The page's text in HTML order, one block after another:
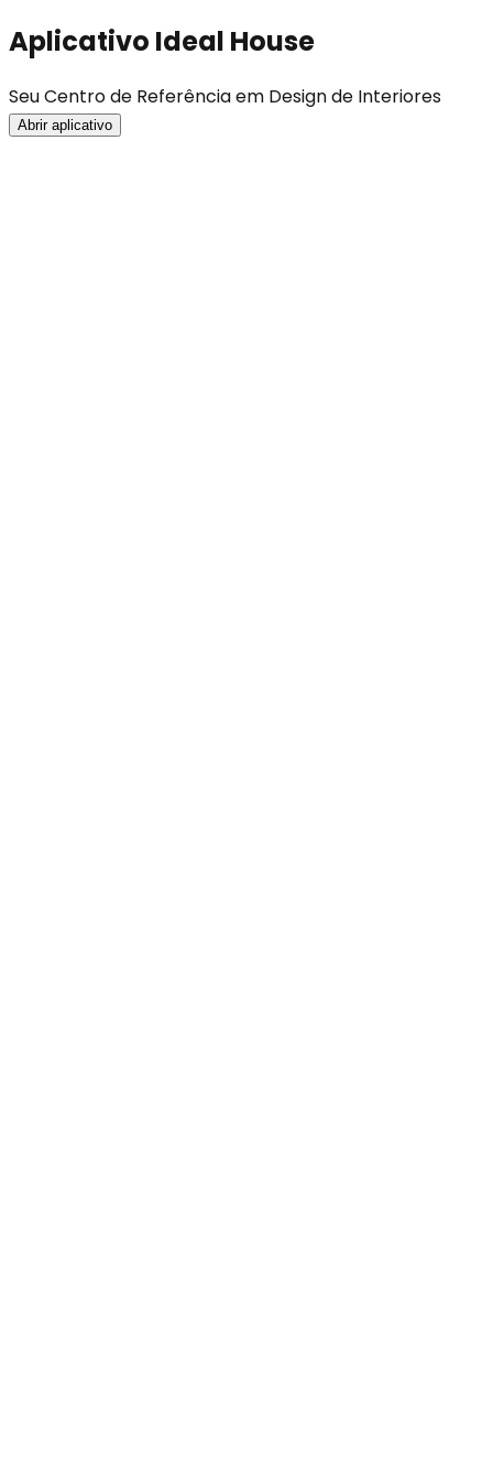
Aplicativo Ideal House
Seu Centro de Referência em Design de Interiores
Abrir aplicativo